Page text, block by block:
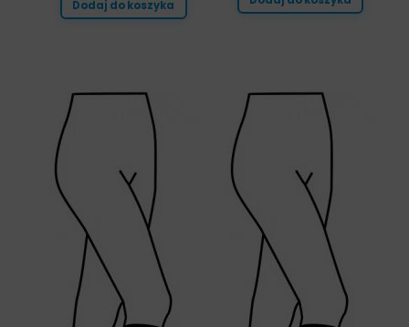
Dodaj do koszyka